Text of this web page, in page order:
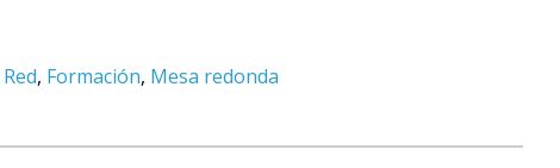
, Formación, Mesa redonda